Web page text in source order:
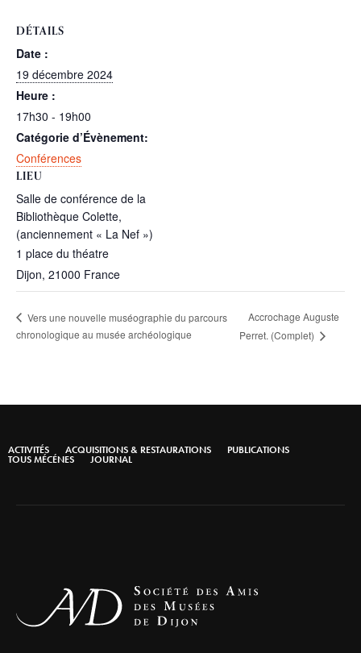
DÉTAILS
Date :
19 décembre 2024
Heure :
17h30 - 19h00
Catégorie d’Évènement:
Conférences
LIEU
Salle de conférence de la
Bibliothèque Colette,
(anciennement « La Nef »)
1 place du théatre
Dijon, 21000 France
Vers une nouvelle muséographie du parcours
chronologique au musée archéologique
Accrochage Auguste
Perret. (Complet)
ACTIVITÉS ACQUISITIONS & RESTAURATIONS PUBLICATIONS
TOUS MÉCÉNES JOURNAL